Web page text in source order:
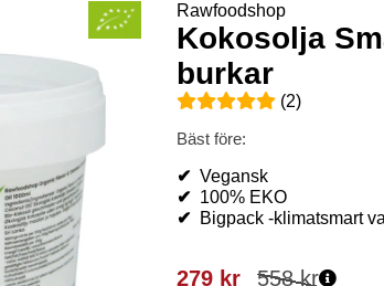
Rawfoodshop
Kokosolja
burkar
Medelbetyg 5 av 5 Antal
(2)
Bäst före:
✔ Vegansk
✔ 100% EKO
✔ Bigpack -klimatsmart
558kr
279 kr